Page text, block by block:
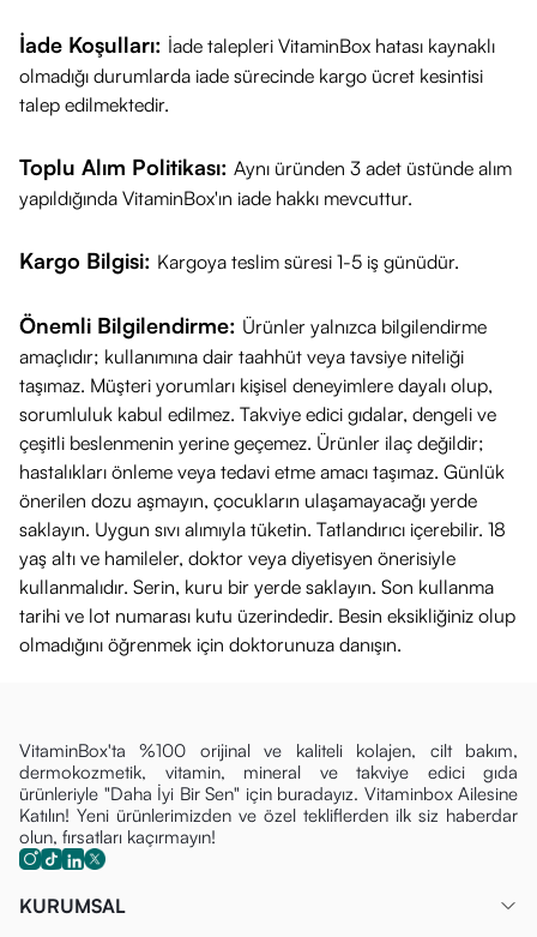
İade Koşulları: İade talepleri VitaminBox hatası kaynaklı
olmadığı durumlarda iade sürecinde kargo ücret kesintisi
talep edilmektedir.
Toplu Alım Politikası: Aynı üründen 3 adet üstünde alım
yapıldığında VitaminBox'ın iade hakkı mevcuttur.
Kargo Bilgisi: Kargoya teslim süresi 1-5 iş günüdür.
Önemli Bilgilendirme: Ürünler yalnızca bilgilendirme
amaçlıdır; kullanımına dair taahhüt veya tavsiye niteliği
taşımaz. Müşteri yorumları kişisel deneyimlere dayalı olup,
sorumluluk kabul edilmez. Takviye edici gıdalar, dengeli ve
çeşitli beslenmenin yerine geçemez. Ürünler ilaç değildir;
hastalıkları önleme veya tedavi etme amacı taşımaz. Günlük
önerilen dozu aşmayın, çocukların ulaşamayacağı yerde
saklayın. Uygun sıvı alımıyla tüketin. Tatlandırıcı içerebilir. 18
yaş altı ve hamileler, doktor veya diyetisyen önerisiyle
kullanmalıdır. Serin, kuru bir yerde saklayın. Son kullanma
tarihi ve lot numarası kutu üzerindedir. Besin eksikliğiniz olup
olmadığını öğrenmek için doktorunuza danışın.
VitaminBox'ta %100 orijinal ve kaliteli kolajen, cilt bakım,
dermokozmetik, vitamin, mineral ve takviye edici gıda
ürünleriyle "Daha İyi Bir Sen" için buradayız. Vitaminbox Ailesine
Katılın! Yeni ürünlerimizden ve özel tekliflerden ilk siz haberdar
olun, fırsatları kaçırmayın!
KURUMSAL